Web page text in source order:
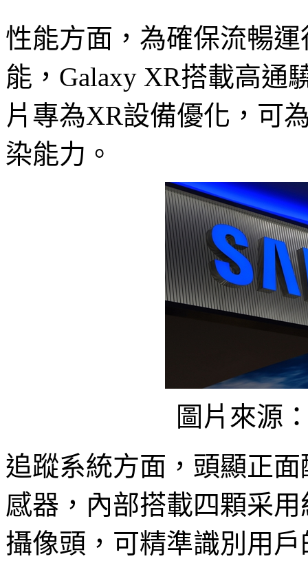
性能方面，為確保流暢
能，Galaxy XR搭載高通
片專為XR設備優化，可
染能力。
圖片來源
追蹤系統方面，頭顯正
感器，內部搭載四顆采
攝像頭，可精準識別用